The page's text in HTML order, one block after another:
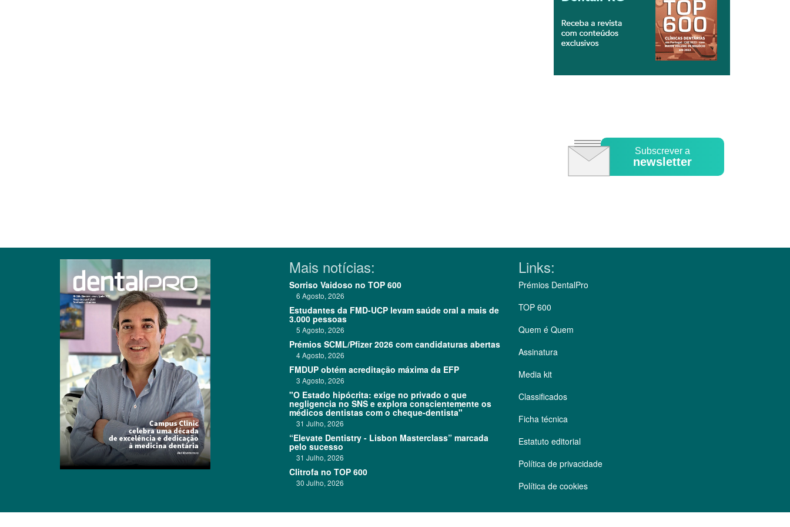
Subscrever a
newsletter
Clique para ler
Mais notícias:
Sorriso Vaidoso no TOP 600
6 Agosto, 2026
Estudantes da FMD-UCP levam saúde oral a mais de
3.000 pessoas
5 Agosto, 2026
Prémios SCML/Pfizer 2026 com candidaturas abertas
4 Agosto, 2026
FMDUP obtém acreditação máxima da EFP
3 Agosto, 2026
"O Estado hipócrita: exige no privado o que
negligencia no SNS e explora conscientemente os
médicos dentistas com o cheque-dentista"
31 Julho, 2026
“Elevate Dentistry - Lisbon Masterclass” marcada
pelo sucesso
31 Julho, 2026
Clitrofa no TOP 600
30 Julho, 2026
Links:
Prémios DentalPro
TOP 600
Quem é Quem
Assinatura
Media kit
Classificados
Ficha técnica
Estatuto editorial
Política de privacidade
Política de cookies